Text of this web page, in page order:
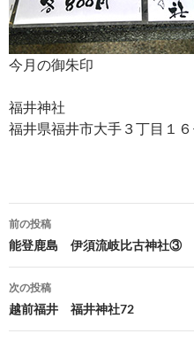
今月の御朱印
福井神社
福井県福井市大手３丁目１６
投
稿
ナ
ビ
ゲ
前の投稿
能登鹿島 伊須流岐比古神社③
次の投稿
越前福井 福井神社72